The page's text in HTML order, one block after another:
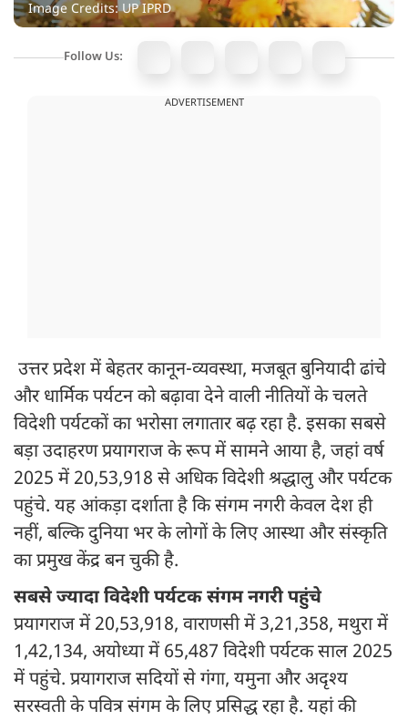
Image Credits: UP IPRD
Follow Us:
ADVERTISEMENT
उत्तर प्रदेश में बेहतर कानून-व्यवस्था, मजबूत बुनियादी ढांचे
और धार्मिक पर्यटन को बढ़ावा देने वाली नीतियों के चलते
विदेशी पर्यटकों का भरोसा लगातार बढ़ रहा है. इसका सबसे
बड़ा उदाहरण प्रयागराज के रूप में सामने आया है, जहां वर्ष
2025 में 20,53,918 से अधिक विदेशी श्रद्धालु और पर्यटक
पहुंचे. यह आंकड़ा दर्शाता है कि संगम नगरी केवल देश ही
नहीं, बल्कि दुनिया भर के लोगों के लिए आस्था और संस्कृति
का प्रमुख केंद्र बन चुकी है.
सबसे ज्यादा विदेशी पर्यटक संगम नगरी पहुंचे
प्रयागराज में 20,53,918, वाराणसी में 3,21,358, मथुरा में
1,42,134, अयोध्या में 65,487 विदेशी पर्यटक साल 2025
में पहुंचे. प्रयागराज सदियों से गंगा, यमुना और अदृश्य
सरस्वती के पवित्र संगम के लिए प्रसिद्ध रहा है. यहां की